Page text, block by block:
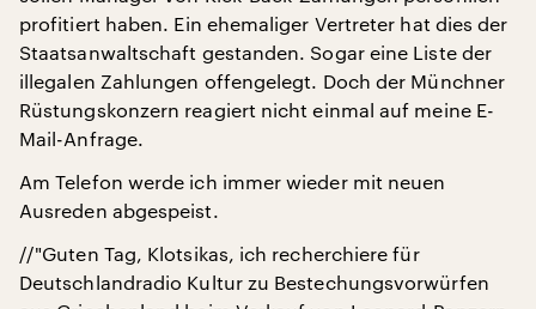
profitiert haben. Ein ehemaliger Vertreter hat dies der
Staatsanwaltschaft gestanden. Sogar eine Liste der
illegalen Zahlungen offengelegt. Doch der Münchner
Rüstungskonzern reagiert nicht einmal auf meine E-
Mail-Anfrage.
Am Telefon werde ich immer wieder mit neuen
Ausreden abgespeist.
//"Guten Tag, Klotsikas, ich recherchiere für
Deutschlandradio Kultur zu Bestechungsvorwürfen